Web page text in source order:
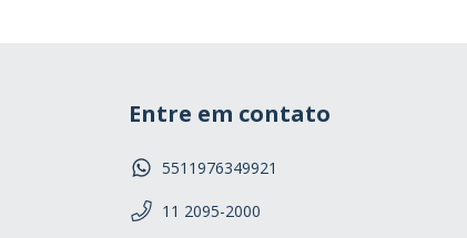
Entre em contato
5511976349921
11 2095-2000